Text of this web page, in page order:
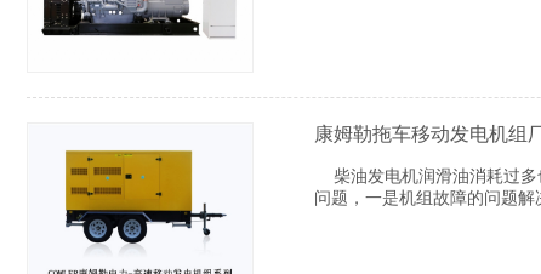
康姆勒拖车移动发电机组
柴油发电机润滑油消耗过多
问题，一是机组故障的问题